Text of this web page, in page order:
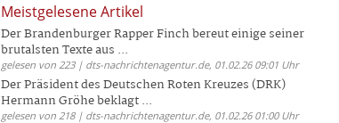
Meistgelesene Artikel
Der Brandenburger Rapper Finch bereut einige seiner
brutalsten Texte aus ...
gelesen von 223 | dts-nachrichtenagentur.de, 01.02.26 09:01 Uhr
Der Präsident des Deutschen Roten Kreuzes (DRK)
Hermann Gröhe beklagt ...
gelesen von 218 | dts-nachrichtenagentur.de, 01.02.26 01:00 Uhr